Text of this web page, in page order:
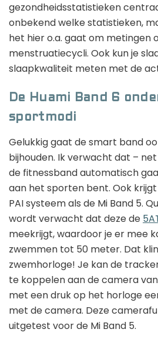
gezondheidsstatistieken
onbekend welke statistieken,
het hier o.a. gaat om metingen
menstruatiecycli. Ook kun je
slaapkwaliteit meten met de
De Huami Band 6
sportmodi
Gelukkig gaat de smart band
bijhouden. Ik verwacht dat – net
de fitnessband automatisch
aan het sporten bent. Ook
PAI systeem als de Mi Band 5.
wordt verwacht dat deze de
meekrijgt, waardoor je er mee
zwemmen tot 50 meter. Dat
zwemhorloge! Je kan de
te koppelen aan de camera
met een druk op het horloge
met de camera. Deze
uitgetest voor de Mi Band 5.